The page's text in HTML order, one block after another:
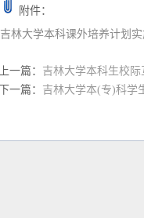
附件：
吉林大学本科课外培养计划
上一篇： 吉林大学本科生校
下一篇： 吉林大学本(专)科学